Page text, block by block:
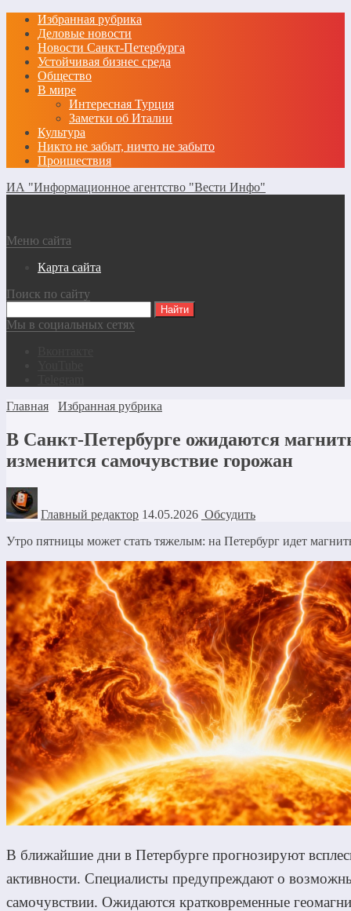
Избранная рубрика
Деловые новости
Новости Санкт-Петербурга
Устойчивая бизнес среда
Общество
В мире
Интересная Турция
Заметки об Италии
Культура
Никто не забыт, ничто не забыто
Проишествия
ИА "Информационное агентство "Вести Инфо"
Меню сайта
Карта сайта
Поиск по сайту
Мы в социальных сетях
Главная
Избранная рубрика
В Санкт-Петербурге ожидаются
изменится самочувствие горожан
Главный редактор 14.05.2026 Обсудить
Утро пятницы может стать тяжелым: на Петербург идет
В ближайшие дни в Петербурге прогнозируют
активности. Специалисты предупреждают о
самочувствии. Ожидаются кратковременные